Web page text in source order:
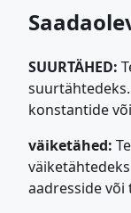
SUURTÄHED:
konstantide
väiketähed:
aadresside